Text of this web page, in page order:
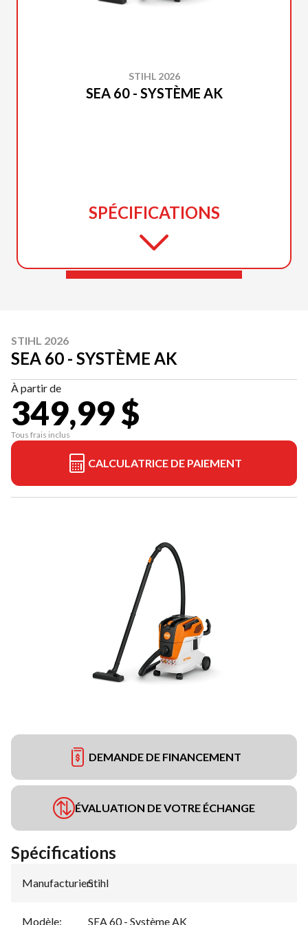
STIHL 2026
SEA 60 - SYSTÈME AK
SPÉCIFICATIONS
STIHL 2026
SEA 60 - SYSTÈME AK
À partir de
349,99 $
Tous frais inclus
CALCULATRICE DE PAIEMENT
DEMANDE DE FINANCEMENT
ÉVALUATION DE VOTRE ÉCHANGE
Spécifications
Manufacturier:
Stihl
Modèle: SEA 60 - Système AK